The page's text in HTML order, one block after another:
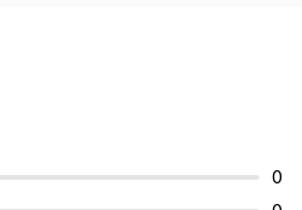
0